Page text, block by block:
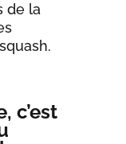
de la
c’est